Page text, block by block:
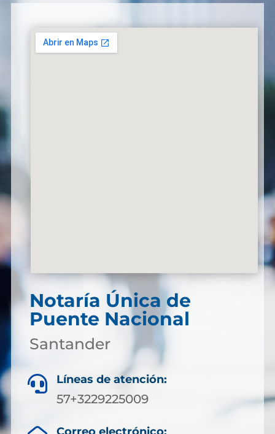
Notaría Única de
Puente Nacional
Santander
 Líneas de atención:
57+3229225009